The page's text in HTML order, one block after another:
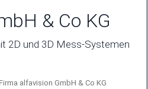
& Co KG
2D und 3D Mess-Systemen
alfavision GmbH & Co KG